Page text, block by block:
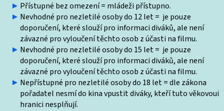
Přístupné bez omezení = mládeži přístupno.
Nevhodné pro nezletilé osoby do 12 let = je pouze
doporučení, které slouží pro informaci diváků, ale není
závazné pro vyloučení těchto osob z účasti na filmu.
Nevhodné pro nezletilé osoby do 15 let = je pouze
doporučení, které slouží pro informaci diváků, ale není
závazné pro vyloučení těchto osob z účasti na filmu.
Nepřístupné pro nezletilé osoby do 18 let = dle zákona
pořadatel nesmí do kina vpustit diváky, kteří tuto věkovoui
hranici nesplňují.